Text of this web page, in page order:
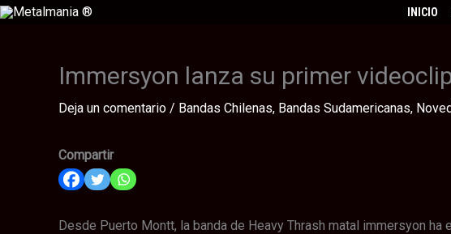
Ir
INICIO
Immersyon lanza su primer
Deja un comentario / Bandas Chilenas, Bandas Sudamericanas,
Compartir
Desde Puerto Montt, la banda de Heavy Thrash matal immersyon